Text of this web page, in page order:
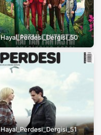
Hayal_Perdesi_Dergisi_50
Hayal_Perdesi_Dergisi_51